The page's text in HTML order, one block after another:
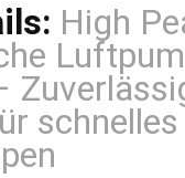
High
schnelles